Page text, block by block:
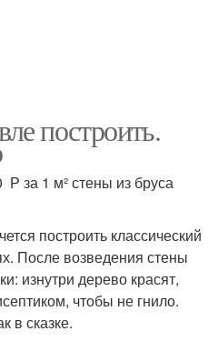
построить.
за 1 м² стены из бруса
построить классический
После возведения стены
изнутри дерево красят,
чтобы не гнило.
в сказке.